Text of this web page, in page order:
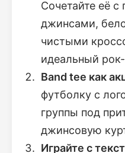
Сочетайте её
джинсами,
чистыми
идеальный
Band tee как
футболку с
группы под
джинсовую
Играйте с